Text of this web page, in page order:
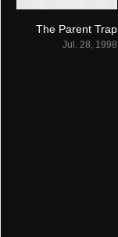
The Parent Trap
Jul. 28, 1998